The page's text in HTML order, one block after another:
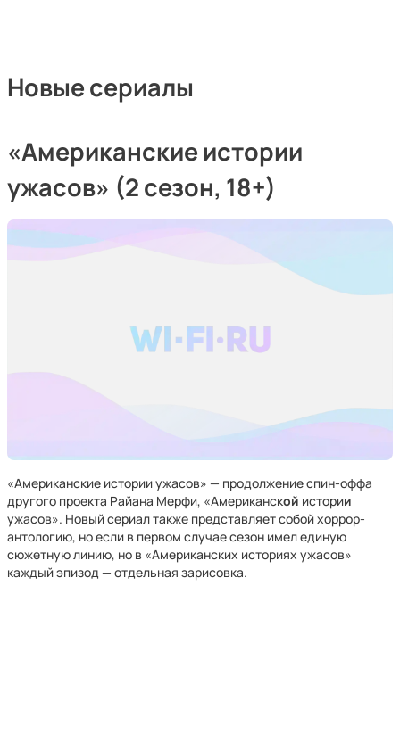
Новые сериалы
«Американские истории
ужасов» (2 сезон, 18+)
«Американские истории ужасов» — продолжение спин-оффа
другого проекта Райана Мерфи, «Американской истории
ужасов». Новый сериал также представляет собой хоррор-
антологию, но если в первом случае сезон имел единую
сюжетную линию, но в «Американских историях ужасов»
каждый эпизод — отдельная зарисовка.